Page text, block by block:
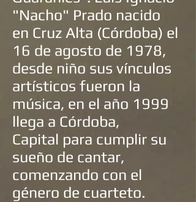
"Nacho" Prado nacido
en Cruz Alta (Córdoba) el
16 de agosto de 1978,
desde niño sus vínculos
artísticos fueron la
música, en el año 1999
llega a Córdoba,
Capital para cumplir su
sueño de cantar,
comenzando con el
género de cuarteto.